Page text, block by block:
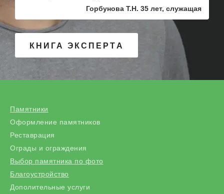
Горбунова Т.Н. 35 лет, служащая
КНИГА ЭКСПЕРТА
Памятники
Оформление памятников
Реставрация
Ограды и ограждения
Выбор памятника по фото
Благоустройство
Дополительные услуги